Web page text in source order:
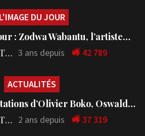
L'IMAGE DU JOUR
: Zodwa Wabantu, l’artiste…
LA REDACTION 3 ans depuis 42 789
ACTUALITÉS
d’Olivier Boko, Oswald…
LA REDACTION 2 ans depuis 37 319